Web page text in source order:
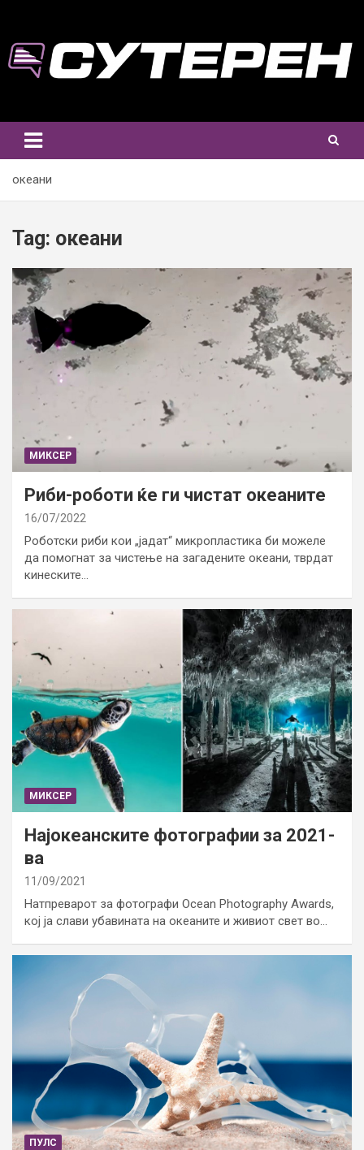
content
океани
Tag: океани
МИКСЕР
Риби-роботи ќе ги чистат океаните
16/07/2022
Роботски риби кои „јадат“ микропластика би можеле
да помогнат за чистење на загадените океани, тврдат
кинеските…
МИКСЕР
Најокеанските фотографии за 2021-
ва
11/09/2021
Натпреварот за фотографи Ocean Photography Awards,
кој ја слави убавината на океаните и живиот свет во…
ПУЛС